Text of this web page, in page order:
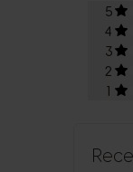
5
4
3
2
1